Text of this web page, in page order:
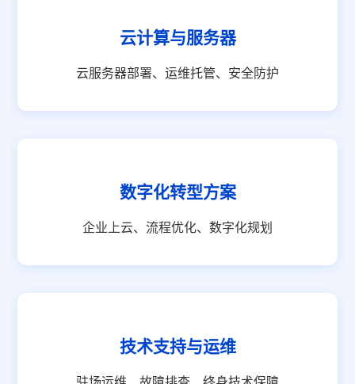
云计算与服务器
云服务器部署、运维托管、安全防护
数字化转型方案
企业上云、流程优化、数字化规划
技术支持与运维